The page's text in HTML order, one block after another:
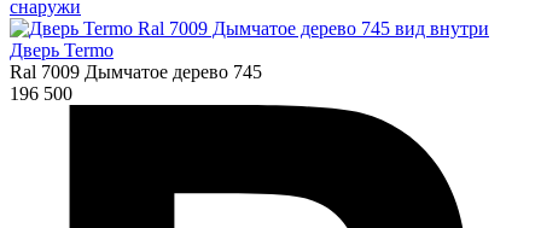
Дверь Termo
Ral 7009 Дымчатое дерево 745
196 500